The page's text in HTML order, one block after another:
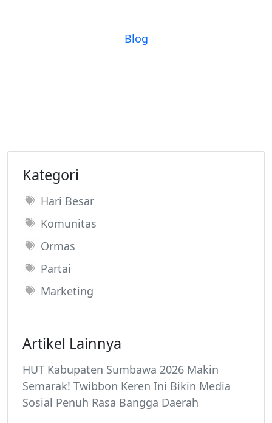
Blog
Kategori
Hari Besar
Komunitas
Ormas
Partai
Marketing
Artikel Lainnya
HUT Kabupaten Sumbawa 2026 Makin
Semarak! Twibbon Keren Ini Bikin Media
Sosial Penuh Rasa Bangga Daerah